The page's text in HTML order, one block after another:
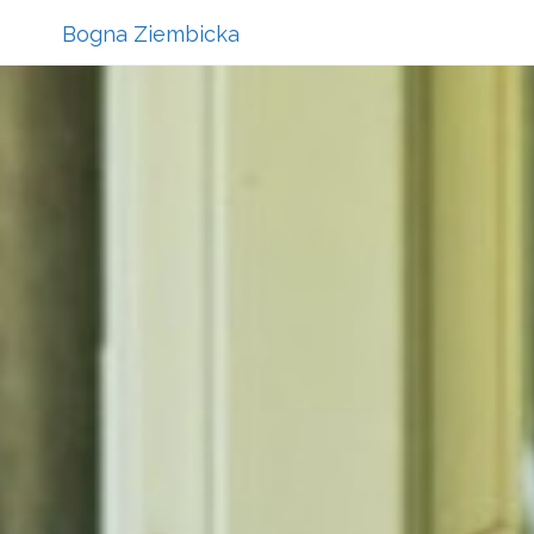
Bogna Ziembicka